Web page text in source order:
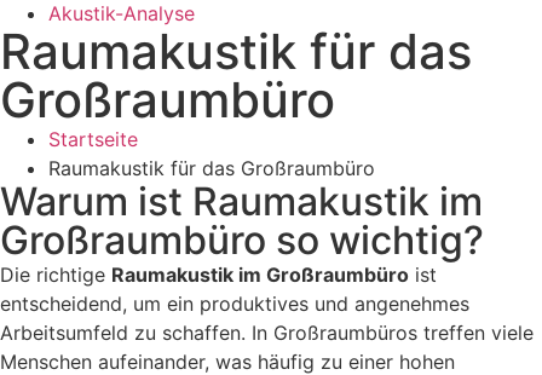
Akustik-Analyse
Raumakustik für das
Großraumbüro
Startseite
Raumakustik für das Großraumbüro
Warum ist Raumakustik im
Großraumbüro so wichtig?
Die richtige Raumakustik im Großraumbüro ist
entscheidend, um ein produktives und angenehmes
Arbeitsumfeld zu schaffen. In Großraumbüros treffen viele
Menschen aufeinander, was häufig zu einer hohen